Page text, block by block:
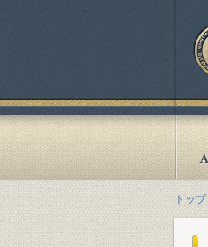
トップ